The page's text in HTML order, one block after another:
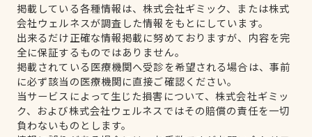
掲載している各種情報は、株式会社ギミック、または株式
会社ウェルネスが調査した情報をもとにしています。
出来るだけ正確な情報掲載に努めておりますが、内容を完
全に保証するものではありません。
掲載されている医療機関へ受診を希望される場合は、事前
に必ず該当の医療機関に直接ご確認ください。
当サービスによって生じた損害について、株式会社ギミッ
ク、および株式会社ウェルネスではその賠償の責任を一切
負わないものとします。